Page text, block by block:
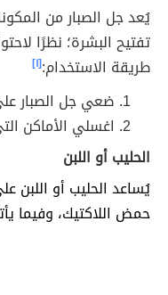
يُعد جل الصبار من
تفتيح البشرة؛ نظرًا
طريقة الاستخدام:[١]
ضعي جل الصبار
اغسلي الأماكن
الحليب أو اللبن
يُساعد الحليب أو اللبن
حمض اللاكتيك، وفيما